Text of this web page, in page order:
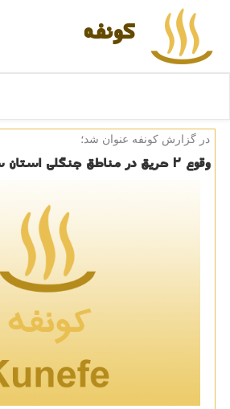
كونفه
در گزارش كونفه عنوان شد؛
وقوع ۲ حریق در مناطق جنگلی استان سمنان